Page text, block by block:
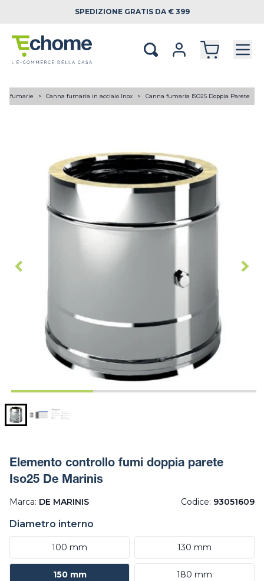
SPEDIZIONE GRATIS DA € 399
fumarie Canna fumaria in acciaio Inox Canna fumaria ISO25 Doppia Parete
Elemento controllo fumi doppia parete
Iso25 De Marinis
Marca: DE MARINIS Codice: 93051609
Diametro interno
100 mm 130 mm
150 mm 180 mm